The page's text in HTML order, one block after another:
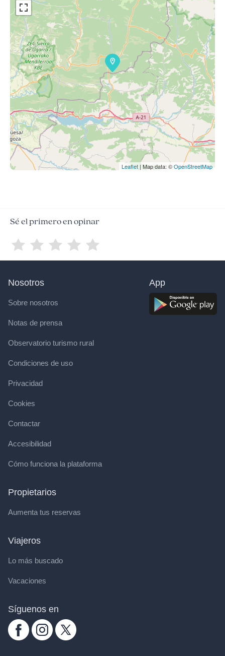
Leaflet | Map data: ©OpenStreetMap
Sé el primero en opinar
Nosotros
Sobre nosotros
Notas de prensa
Observatorio turismo rural
Condiciones de uso
Privacidad
Cookies
Contactar
Accesibilidad
Cómo funciona la plataforma
Propietarios
Aumenta tus reservas
Viajeros
Lo más buscado
Vacaciones
App
Síguenos en